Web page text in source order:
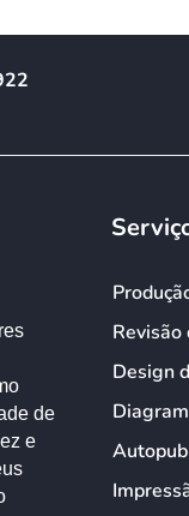
de
e
Revisão
Design